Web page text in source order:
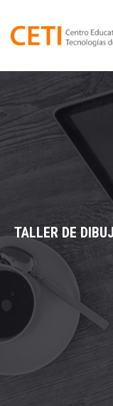
TALLER DE